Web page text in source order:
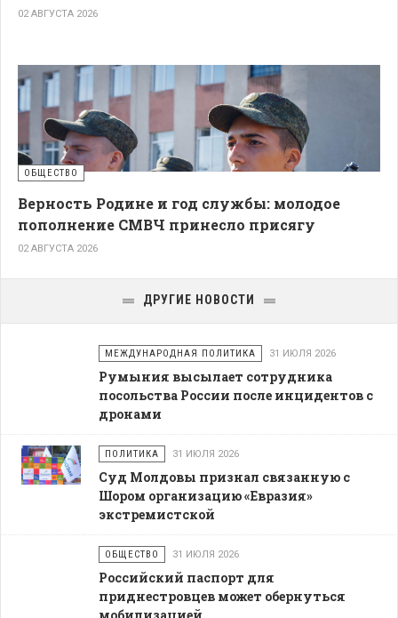
02 АВГУСТА 2026
ОБЩЕСТВО
Верность Родине и год службы: молодое
пополнение СМВЧ принесло присягу
02 АВГУСТА 2026
ДРУГИЕ НОВОСТИ
МЕЖДУНАРОДНАЯ ПОЛИТИКА 31 ИЮЛЯ 2026
Румыния высылает сотрудника
посольства России после инцидентов с
дронами
ПОЛИТИКА 31 ИЮЛЯ 2026
Суд Молдовы признал связанную с
Шором организацию «Евразия»
экстремистской
ОБЩЕСТВО 31 ИЮЛЯ 2026
Российский паспорт для
приднестровцев может обернуться